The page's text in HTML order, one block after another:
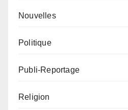
Nouvelles
Politique
Publi-Reportage
Religion